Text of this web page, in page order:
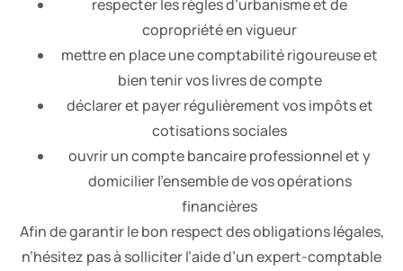
respecter les règles d’urbanisme et de
copropriété en vigueur
mettre en place une comptabilité rigoureuse et
bien tenir vos livres de compte
déclarer et payer régulièrement vos impôts et
cotisations sociales
ouvrir un compte bancaire professionnel et y
domicilier l’ensemble de vos opérations
financières
Afin de garantir le bon respect des obligations légales,
n’hésitez pas à solliciter l’aide d’un expert-comptable